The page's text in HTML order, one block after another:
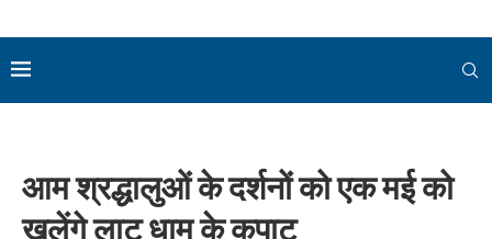
आम श्रद्धालुओं के दर्शनों को एक मई को